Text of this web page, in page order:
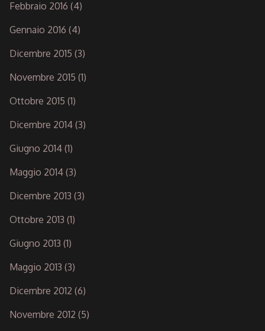
Febbraio 2016 (4)
Gennaio 2016 (4)
Dicembre 2015 (3)
Novembre 2015 (1)
Ottobre 2015 (1)
Dicembre 2014 (3)
Giugno 2014 (1)
Maggio 2014 (3)
Dicembre 2013 (3)
Ottobre 2013 (1)
Giugno 2013 (1)
Maggio 2013 (3)
Dicembre 2012 (6)
Novembre 2012 (5)